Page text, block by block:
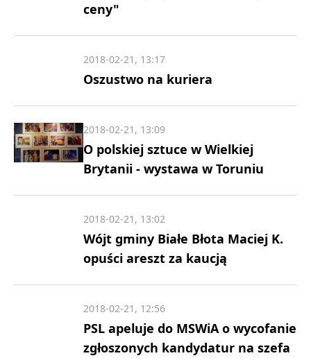
ceny"
Oszustwo na kuriera
2018-02-21, 13:17
O polskiej sztuce w Wielkiej
Brytanii - wystawa w Toruniu
2018-02-21, 13:09
Wójt gminy Białe Błota Maciej K.
opuści areszt za kaucją
2018-02-21, 13:02
PSL apeluje do MSWiA o wycofanie
zgłoszonych kandydatur na szefa
2018-02-21, 12:56